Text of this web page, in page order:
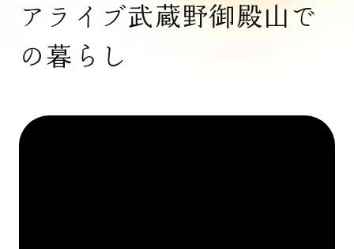
アライブ武蔵野御殿山で
の暮らし